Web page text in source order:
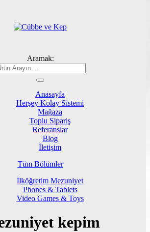
Aramak:
Anasayfa
Herşey Kolay Sistemi
Mağaza
Toplu Sipariş
Referanslar
Blog
İletişim
Tüm Bölümler
İlköğretim Mezuniyet
Phones & Tablets
Video Games & Toys
kepim